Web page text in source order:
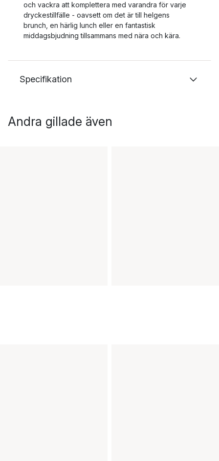
och vackra att komplettera med varandra för varje
dryckestillfälle - oavsett om det är till helgens
brunch, en härlig lunch eller en fantastisk
middagsbjudning tillsammans med nära och kära.
Specifikation
Andra gillade även